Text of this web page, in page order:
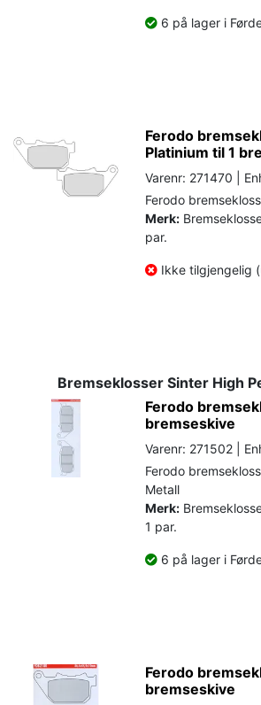
6 på lager i
Ferodo
Platinium til 1
Varenr: 271470 |
Ferodo
Merk:
par.
Ikke tilgjengelig
Bremseklosser Sinter High
Ferodo
bremseskive
Varenr: 271502 |
Ferodo
Metall
Merk:
1 par.
6 på lager i
Ferodo
bremseskive